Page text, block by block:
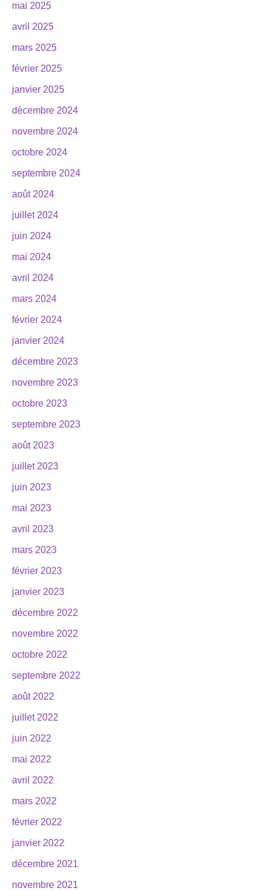
mai 2025
avril 2025
mars 2025
février 2025
janvier 2025
décembre 2024
novembre 2024
octobre 2024
septembre 2024
août 2024
juillet 2024
juin 2024
mai 2024
avril 2024
mars 2024
février 2024
janvier 2024
décembre 2023
novembre 2023
octobre 2023
septembre 2023
août 2023
juillet 2023
juin 2023
mai 2023
avril 2023
mars 2023
février 2023
janvier 2023
décembre 2022
novembre 2022
octobre 2022
septembre 2022
août 2022
juillet 2022
juin 2022
mai 2022
avril 2022
mars 2022
février 2022
janvier 2022
décembre 2021
novembre 2021